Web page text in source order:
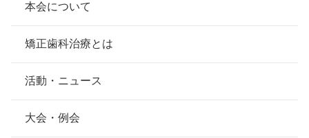
本会について
会長挨拶
基本理念
矯正歯科治療とは
安心して治療を受けていただくための「6つの指針」
安心できる矯正歯科治療契約のための「7つの提言」
活動・ニュース
大会・例会
トレンドウォッチ
公開日：2015年04月30日（木）